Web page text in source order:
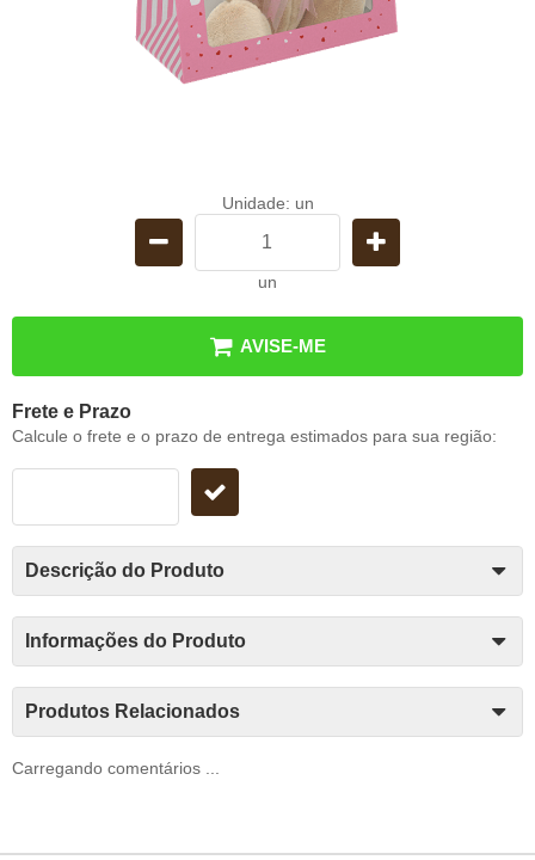
Unidade: un
un
AVISE-ME
Frete e Prazo
Calcule o frete e o prazo de entrega estimados para sua região:
Descrição do Produto
Informações do Produto
Produtos Relacionados
Carregando comentários ...